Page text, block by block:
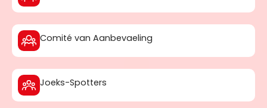
Comité van Aanbevaeling
Joeks-Spotters